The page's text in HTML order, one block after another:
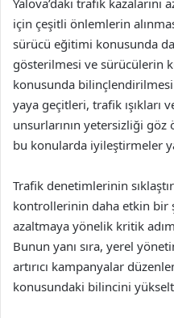
Yalova’daki trafik
için çeşitli önlemlerin
sürücü eğitimi konusunda
gösterilmesi ve sürücülerin
konusunda bilinçlendirilmesi
yaya geçitleri, trafik ışıkları
unsurlarının yetersizliği
bu konularda iyileştirmeler
Trafik denetimlerinin
kontrollerinin daha etkin bir
azaltmaya yönelik kritik
Bunun yanı sıra, yerel
artırıcı kampanyalar
konusundaki bilincini